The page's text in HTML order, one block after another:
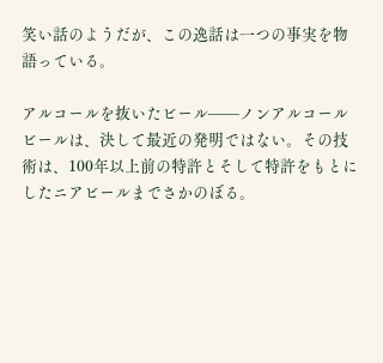
笑い話のようだが、この逸話は一つの事実を物
語っている。
アルコールを抜いたビール——ノンアルコール
ビールは、決して最近の発明ではない。その技
術は、100年以上前の特許とそして特許をもとに
したニアビールまでさかのぼる。